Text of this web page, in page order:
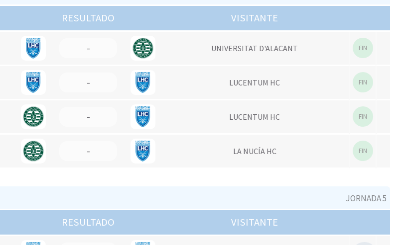
RESULTADO VISITANTE
- UNIVERSITAT D'ALACANT FIN
- LUCENTUM HC FIN
- LUCENTUM HC FIN
- LA NUCÍA HC FIN
JORNADA 5
RESULTADO VISITANTE